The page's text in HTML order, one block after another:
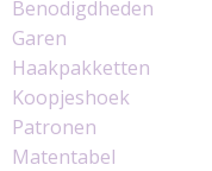
Benodigdheden
Garen
Haakpakketten
Koopjeshoek
Patronen
Matentabel